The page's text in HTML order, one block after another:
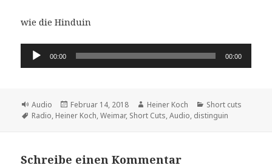
wie die Hinduin
Audio-
Player
00:00 00:00
Format
Audio
Veröffentlicht
am
Februar 14, 2018 Autor
Heiner Koch Kategorien
Short cuts
Schlagwörter
Radio, Heiner Koch,Weimar, Short Cuts,Audio, distinguin
Schreibe einen Kommentar